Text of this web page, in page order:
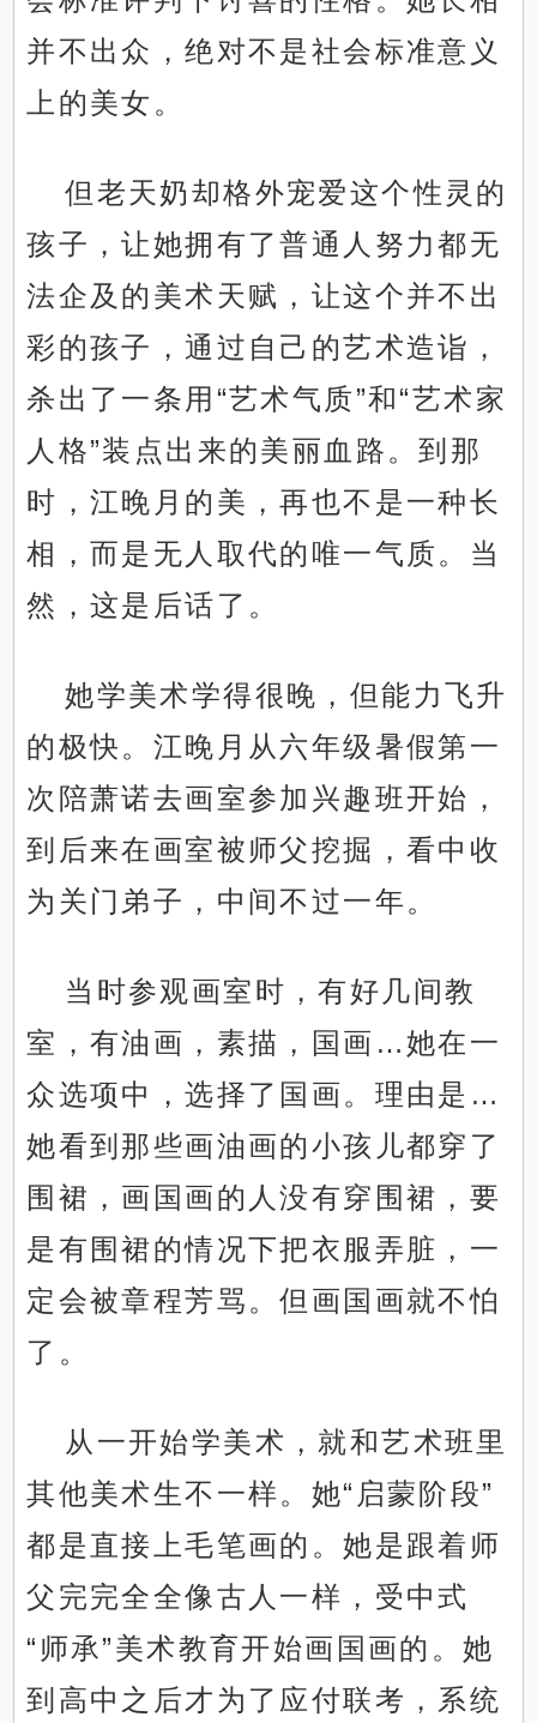
并不出众，绝对不是社会标准意义
上的美女。
但老天奶却格外宠爱这个性灵的
孩子，让她拥有了普通人努力都无
法企及的美术天赋，让这个并不出
彩的孩子，通过自己的艺术造诣，
杀出了一条用“艺术气质”和“艺术家
人格”装点出来的美丽血路。到那
时，江晚月的美，再也不是一种长
相，而是无人取代的唯一气质。当
然，这是后话了。
她学美术学得很晚，但能力飞升
的极快。江晚月从六年级暑假第一
次陪萧诺去画室参加兴趣班开始，
到后来在画室被师父挖掘，看中收
为关门弟子，中间不过一年。
当时参观画室时，有好几间教
室，有油画，素描，国画…她在一
众选项中，选择了国画。理由是…
她看到那些画油画的小孩儿都穿了
围裙，画国画的人没有穿围裙，要
是有围裙的情况下把衣服弄脏，一
定会被章程芳骂。但画国画就不怕
了。
从一开始学美术，就和艺术班里
其他美术生不一样。她“启蒙阶段”
都是直接上毛笔画的。她是跟着师
父完完全全像古人一样，受中式
“师承”美术教育开始画国画的。她
到高中之后才为了应付联考，系统